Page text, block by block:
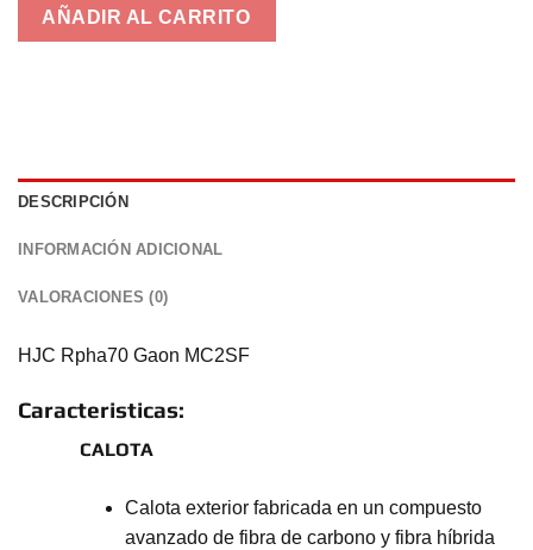
AÑADIR AL CARRITO
DESCRIPCIÓN
INFORMACIÓN ADICIONAL
VALORACIONES (0)
HJC Rpha70 Gaon MC2SF
Caracteristicas:
CALOTA
Calota exterior fabricada en un compuesto
avanzado de fibra de carbono y fibra híbrida